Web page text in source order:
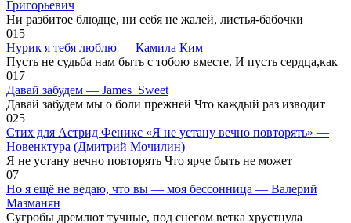
Григорьевич
Ни разбитое блюдце, ни себя не жалей, листья-бабочки
015
Нурик я тебя люблю — Камила Ким
Пусть не судьба нам быть с тобою вместе. И пусть сердца,как
017
Давай забудем — James_Sweet
Давай забудем мы о боли прежней Что каждый раз изводит
025
Стих для Астрид Феникс «Я не устану вечно повторять» —
Новенктура (Дмитрий Мочилин)
Я не устану вечно повторять Что ярче быть не может
07
Но я ещё не ведаю, что вы — моя бессонница — Валерий
Мазманян
Сугробы дремлют тучные, под снегом ветка хрустнула